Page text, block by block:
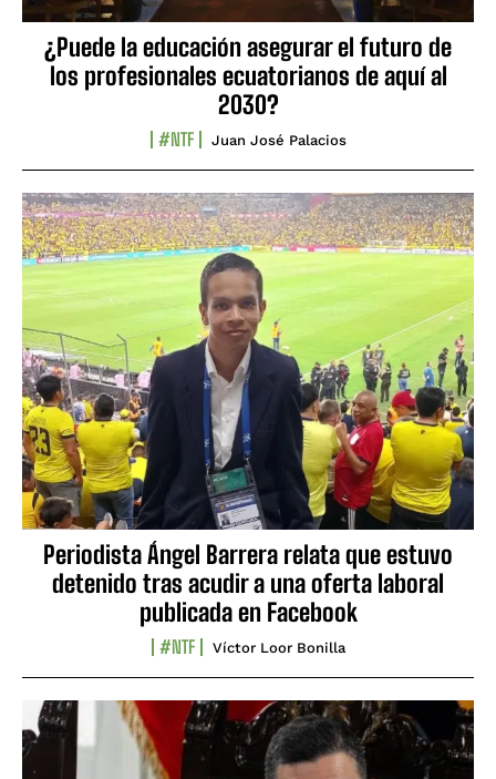
¿Puede la educación asegurar el futuro de
los profesionales ecuatorianos de aquí al
2030?
#NTF Juan José Palacios
Periodista Ángel Barrera relata que estuvo
detenido tras acudir a una oferta laboral
publicada en Facebook
#NTF Víctor Loor Bonilla